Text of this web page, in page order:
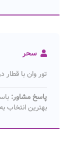
سحر
تور وان با
پاسخ مشاور:
بهترین انتخاب